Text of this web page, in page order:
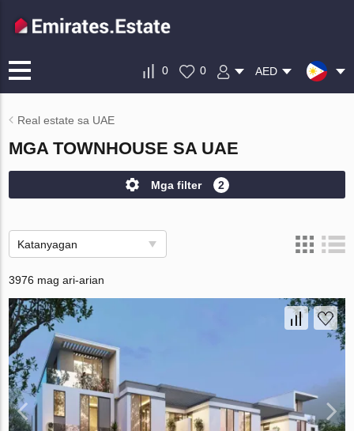
0 0 AED
Real estate sa UAE
MGA TOWNHOUSE SA UAE
Mga filter 2
Katanyagan
3976 mag ari-arian